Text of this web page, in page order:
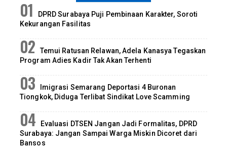
DPRD Surabaya Puji Pembinaan Karakter, Soroti
Kekurangan Fasilitas
Temui Ratusan Relawan, Adela Kanasya Tegaskan
Program Adies Kadir Tak Akan Terhenti
Imigrasi Semarang Deportasi 4 Buronan
Tiongkok, Diduga Terlibat Sindikat Love Scamming
Evaluasi DTSEN Jangan Jadi Formalitas, DPRD
Surabaya: Jangan Sampai Warga Miskin Dicoret dari
Bansos